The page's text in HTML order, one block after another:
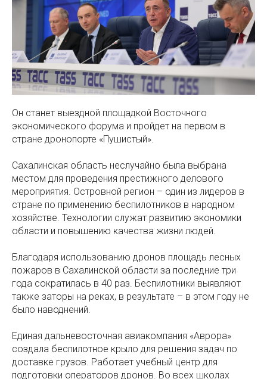
Он станет выездной площадкой Восточного
экономического форума и пройдет на первом в
стране дронопорте «Пушистый».
Сахалинская область неслучайно была выбрана
местом для проведения престижного делового
мероприятия. Островной регион – один из лидеров в
стране по применению беспилотников в народном
хозяйстве. Технологии служат развитию экономики
области и повышению качества жизни людей.
Благодаря использованию дронов площадь лесных
пожаров в Сахалинской области за последние три
года сократилась в 40 раз. Беспилотники выявляют
также заторы на реках, в результате – в этом году не
было наводнений.
Единая дальневосточная авиакомпания «Аврора»
создала беспилотное крыло для решения задач по
доставке грузов. Работает учебный центр для
подготовки операторов дронов. Во всех школах